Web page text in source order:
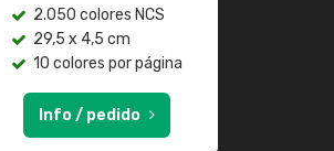
2.050 colores NCS
29,5 x 4,5 cm
10 colores por página
Info / pedido